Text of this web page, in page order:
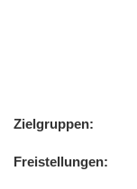
Zielgruppen
Freistellungen